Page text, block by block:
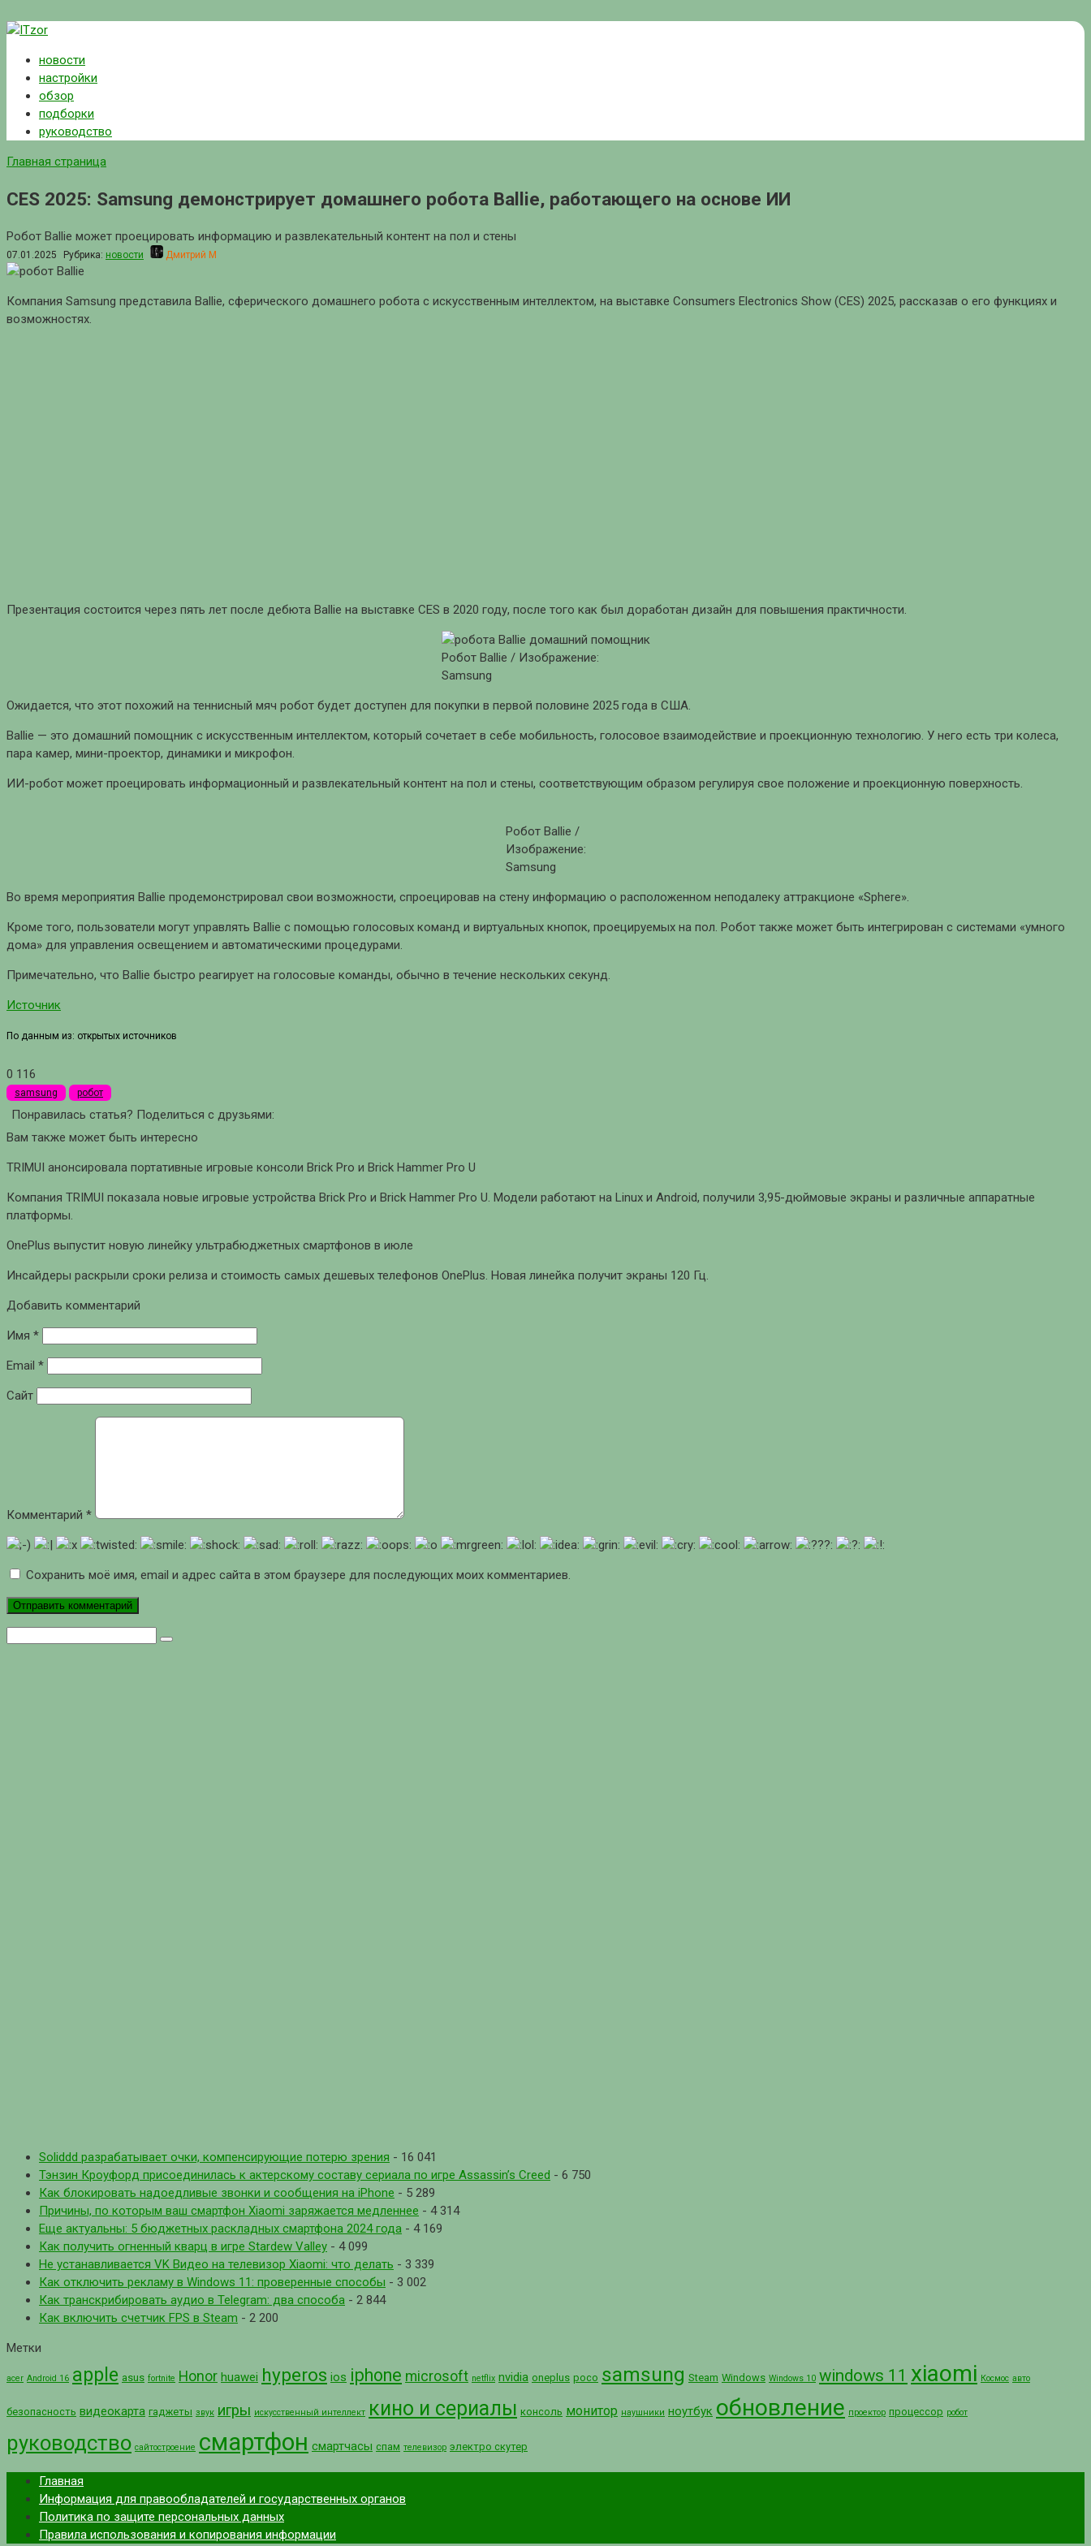
Перейти
контентуновости
настройки
обзор
подборки
руководство
Главная страница
CES 2025: Samsung демонстрирует домашнего робота Ballie, работающего на основе ИИ
Робот Ballie может проецировать информацию и развлекательный контент на пол и стены
07.01.2025 Рубрика: новости Дмитрий М
Компания Samsung представила Ballie, сферического домашнего робота с искусственным интеллектом, на выставке Consumers Electronics Show (CES) 2025, рассказав о его функциях и
возможностях.
Презентация состоится через пять лет после дебюта Ballie на выставке CES в 2020 году, после того как был доработан дизайн для повышения практичности.
Робот Ballie / Изображение:
Samsung
Ожидается, что этот похожий на теннисный мяч робот будет доступен для покупки в первой половине 2025 года в США.
Ballie — это домашний помощник с искусственным интеллектом, который сочетает в себе мобильность, голосовое взаимодействие и проекционную технологию. У него есть три колеса,
пара камер, мини-проектор, динамики и микрофон.
ИИ-робот может проецировать информационный и развлекательный контент на пол и стены, соответствующим образом регулируя свое положение и проекционную поверхность.
Робот Ballie /
Изображение:
Samsung
Во время мероприятия Ballie продемонстрировал свои возможности, спроецировав на стену информацию о расположенном неподалеку аттракционе «Sphere».
Кроме того, пользователи могут управлять Ballie с помощью голосовых команд и виртуальных кнопок, проецируемых на пол. Робот также может быть интегрирован с системами «умного
дома» для управления освещением и автоматическими процедурами.
Примечательно, что Ballie быстро реагирует на голосовые команды, обычно в течение нескольких секунд.
Источник
По данным из: открытых источников
0 116
samsung робот
Понравилась статья? Поделиться с друзьями:
Вам также может быть интересно
TRIMUI анонсировала портативные игровые консоли Brick Pro и Brick Hammer Pro U
Компания TRIMUI показала новые игровые устройства Brick Pro и Brick Hammer Pro U. Модели работают на Linux и Android, получили 3,95-дюймовые экраны и различные аппаратные
платформы.
OnePlus выпустит новую линейку ультрабюджетных смартфонов в июле
Инсайдеры раскрыли сроки релиза и стоимость самых дешевых телефонов OnePlus. Новая линейка получит экраны 120 Гц.
Добавить комментарий
Имя *
Email *
Сайт
Комментарий *
Сохранить моё имя, email и адрес сайта в этом браузере для последующих моих комментариев.
Soliddd разрабатывает очки, компенсирующие потерю зрения - 16 041
Тэнзин Кроуфорд присоединилась к актерскому составу сериала по игре Assassin’s Creed - 6 750
Как блокировать надоедливые звонки и сообщения на iPhone - 5 289
Причины, по которым ваш смартфон Xiaomi заряжается медленнее - 4 314
Еще актуальны: 5 бюджетных раскладных смартфона 2024 года - 4 169
Как получить огненный кварц в игре Stardew Valley - 4 099
Не устанавливается VK Видео на телевизор Xiaomi: что делать - 3 339
Как отключить рекламу в Windows 11: проверенные способы - 3 002
Как транскрибировать аудио в Telegram: два способа - 2 844
Как включить счетчик FPS в Steam - 2 200
Метки
acer Android 16 apple asus fortnite Honor huawei hyperos ios iphone microsoft netflix nvidia oneplus poco samsung Steam Windows Windows 10 windows 11 xiaomi Космос авто
безопасность видеокарта гаджеты звук игры искусственный интеллект кино и сериалы консоль монитор наушники ноутбук обновление проектор процессор робот
руководство сайтостроение смартфон смартчасы спам телевизор электро скутер
Главная
Информация для правообладателей и государственных органов
Политика по защите персональных данных
Правила использования и копирования информации